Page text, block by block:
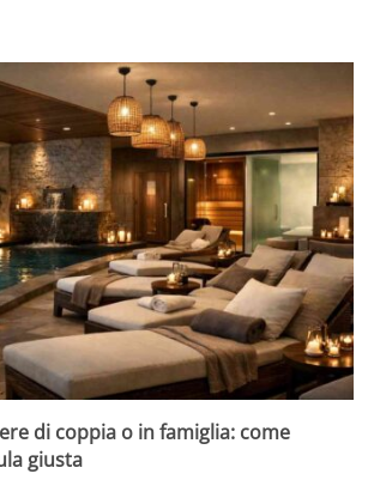
di coppia o in famiglia: come
giusta